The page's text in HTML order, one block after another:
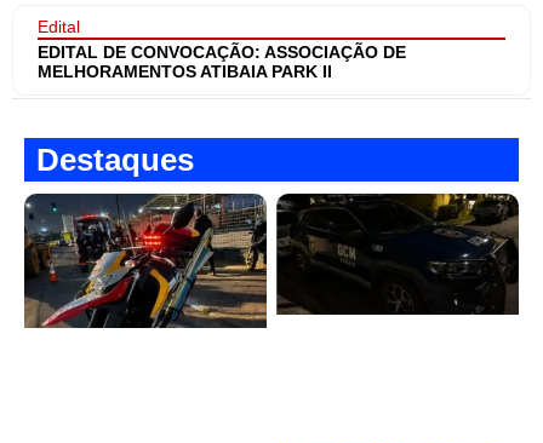
Edital
EDITAL DE CONVOCAÇÃO: ASSOCIAÇÃO DE
MELHORAMENTOS ATIBAIA PARK II
Destaques